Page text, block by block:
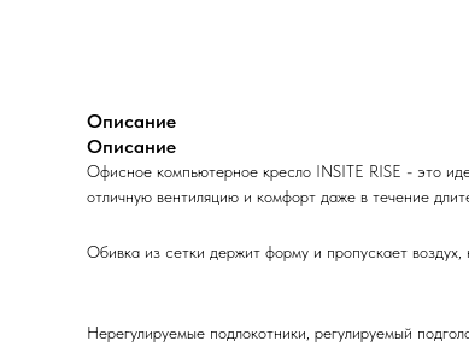
Описание
Описание
Офисное компьютерное кресло INSITE RISE - это
отличную вентиляцию и комфорт даже в течение
Обивка из сетки держит форму и пропускает воздух,
Нерегулируемые подлокотники, регулируемый